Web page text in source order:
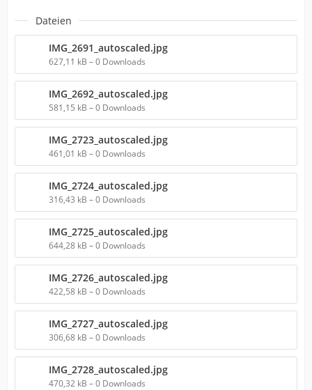
Dateien
IMG_2691_autoscaled.jpg
627,11 kB – 0 Downloads
IMG_2692_autoscaled.jpg
581,15 kB – 0 Downloads
IMG_2723_autoscaled.jpg
461,01 kB – 0 Downloads
IMG_2724_autoscaled.jpg
316,43 kB – 0 Downloads
IMG_2725_autoscaled.jpg
644,28 kB – 0 Downloads
IMG_2726_autoscaled.jpg
422,58 kB – 0 Downloads
IMG_2727_autoscaled.jpg
306,68 kB – 0 Downloads
IMG_2728_autoscaled.jpg
470,32 kB – 0 Downloads